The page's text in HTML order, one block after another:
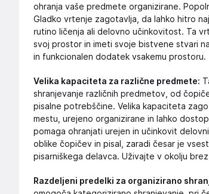
ohranja vaše predmete organizirane.
Gladko vrtenje zagotavlja, da lahko hitro
rutino ličenja ali delovno učinkovitost. Ta
svoj prostor in imeti svoje bistvene stvari
in funkcionalen dodatek vsakemu prostoru.
Velika kapaciteta za različne predmete:
shranjevanje različnih predmetov, od
pisalne potrebščine. Velika kapaciteta
mestu, urejeno organizirane in lahko
pomaga ohranjati urejen in učinkovit
oblike čopičev in pisal, zaradi česar je
pisarniškega delavca. Uživajte v okolju
Razdeljeni predelki za organizirano